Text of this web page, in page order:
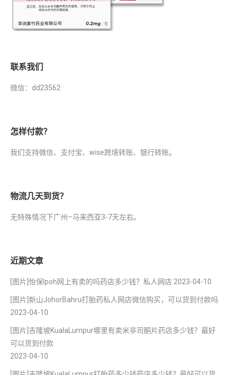
联系我们
微信：dd23562
怎样付款？
我们支持微信、支付宝、wise跨境转账、银行转账。
物流几天到货？
无特殊情况下广州–马来西亚3-7天左右。
近期文章
[图片]怡保lpoh网上有卖的吗药店多少钱？私人网店 2023-04-10
[图片]新山JohorBahru打胎药私人网店微信购买，可以货到付款吗
2023-04-10
[图片]吉隆坡KualaLumpur哪里有卖米非司酮片药店多少钱？最好
可以货到付款
2023-04-10